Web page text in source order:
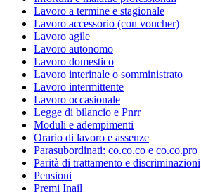
Lavoro a termine e stagionale
Lavoro accessorio (con voucher)
Lavoro agile
Lavoro autonomo
Lavoro domestico
Lavoro interinale o somministrato
Lavoro intermittente
Lavoro occasionale
Legge di bilancio e Pnrr
Moduli e adempimenti
Orario di lavoro e assenze
Parasubordinati: co.co.co e co.co.pro
Parità di trattamento e discriminazioni
Pensioni
Premi Inail